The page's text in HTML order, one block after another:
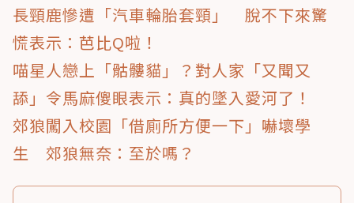
長頸鹿慘遭「汽車輪胎套頸」 脫不下來驚
慌表示：芭比Q啦！
喵星人戀上「骷髏貓」？對人家「又聞又
舔」令馬麻傻眼表示：真的墜入愛河了！
郊狼闖入校園「借廁所方便一下」嚇壞學
生 郊狼無奈：至於嗎？